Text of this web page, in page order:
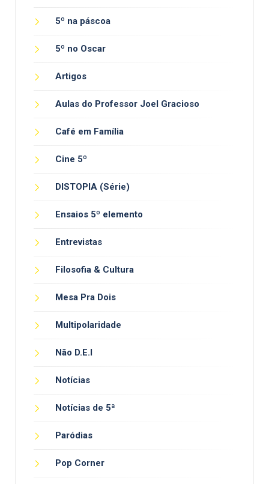
5º na páscoa
5º no Oscar
Artigos
Aulas do Professor Joel Gracioso
Café em Família
Cine 5º
DISTOPIA (Série)
Ensaios 5º elemento
Entrevistas
Filosofia & Cultura
Mesa Pra Dois
Multipolaridade
Não D.E.I
Notícias
Notícias de 5ª
Paródias
Pop Corner